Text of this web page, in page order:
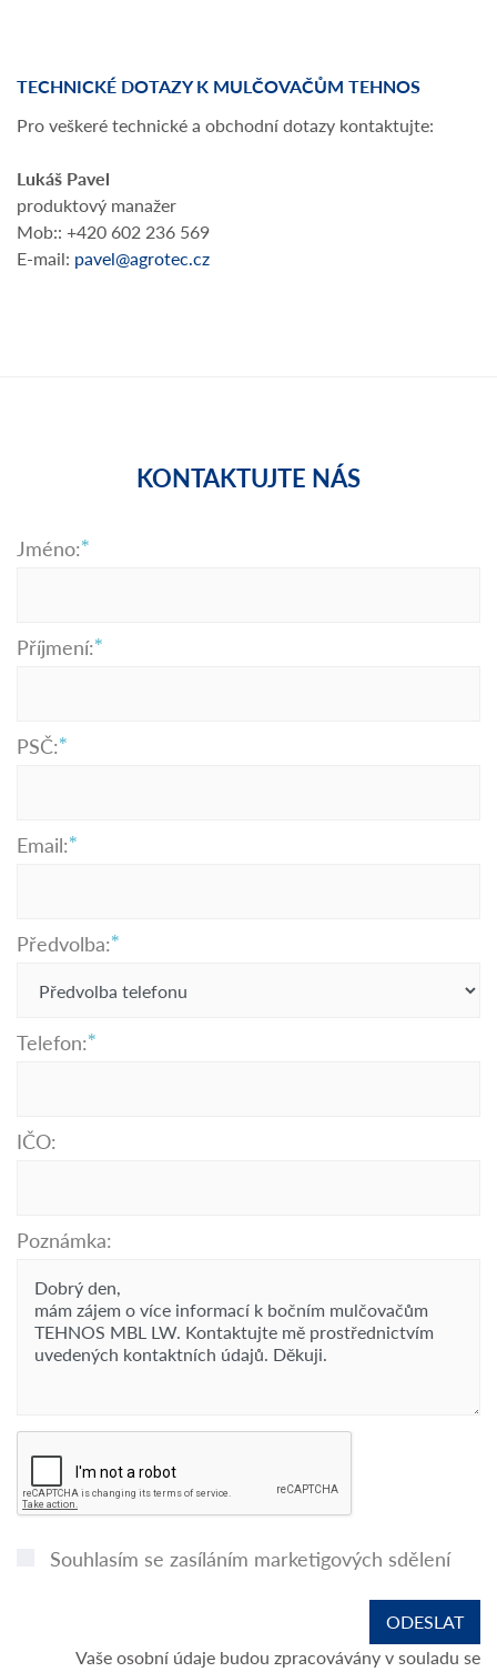
TECHNICKÉ DOTAZY K MULČOVAČŮM TEHNOS
Pro veškeré technické a obchodní dotazy kontaktujte:
Lukáš Pavel
produktový manažer
Mob:: +420 602 236 569
E-mail: pavel@agrotec.cz
KONTAKTUJTE NÁS
Jméno:
Příjmení:
PSČ:
Email:
Předvolba:
Telefon:
IČO:
Poznámka:
Souhlasím se zasíláním marketigových sdělení
Vaše osobní údaje budou zpracovávány v souladu se